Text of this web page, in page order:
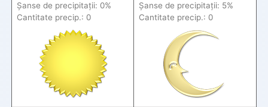
Șanse de precipitații: 0%
Cantitate precip.: 0
Șanse de precipitații: 5%
Cantitate precip.: 0